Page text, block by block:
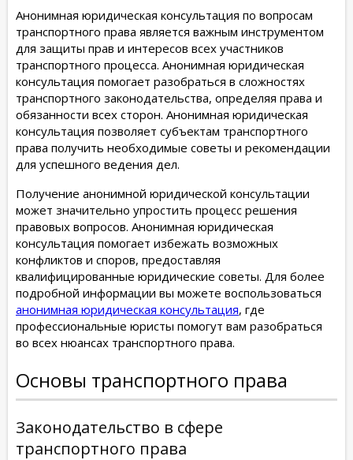
Анонимная юридическая консультация по вопросам
транспортного права является важным инструментом
для защиты прав и интересов всех участников
транспортного процесса. Анонимная юридическая
консультация помогает разобраться в сложностях
транспортного законодательства, определяя права и
обязанности всех сторон. Анонимная юридическая
консультация позволяет субъектам транспортного
права получить необходимые советы и рекомендации
для успешного ведения дел.
Получение анонимной юридической консультации
может значительно упростить процесс решения
правовых вопросов. Анонимная юридическая
консультация помогает избежать возможных
конфликтов и споров, предоставляя
квалифицированные юридические советы. Для более
подробной информации вы можете воспользоваться
анонимная юридическая консультация, где
профессиональные юристы помогут вам разобраться
во всех нюансах транспортного права.
Основы транспортного права
Законодательство в сфере
транспортного права